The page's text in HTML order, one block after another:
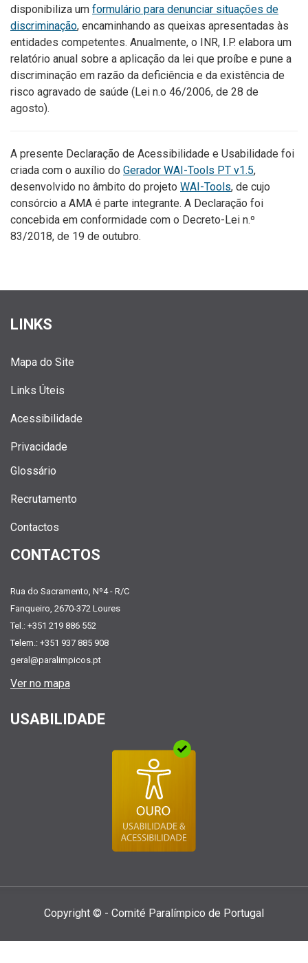
disponibiliza um formulário para denunciar situações de
discriminação, encaminhando as queixas apresentadas às
entidades competentes. Anualmente, o INR, I.P. elabora um
relatório anual sobre a aplicação da lei que proíbe e pune a
discriminação em razão da deficiência e da existência de
risco agravado de saúde (Lei n.o 46/2006, de 28 de
agosto).
A presente Declaração de Acessibilidade e Usabilidade foi
criada com o auxílio do Gerador WAI-Tools PT v1.5,
desenvolvido no âmbito do projeto WAI-Tools, de cujo
consórcio a AMA é parte integrante. A Declaração foi
concebida em conformidade com o Decreto-Lei n.º
83/2018, de 19 de outubro.
LINKS
Mapa do Site
Links Úteis
Acessibilidade
Privacidade
Glossário
Recrutamento
Contactos
CONTACTOS
Rua do Sacramento, Nº4 - R/C
Fanqueiro, 2670-372 Loures
Tel.: +351 219 886 552
Telem.: +351 937 885 908
geral@paralimpicos.pt
Ver no mapa
USABILIDADE
Copyright © - Comité Paralí­mpico de Portugal